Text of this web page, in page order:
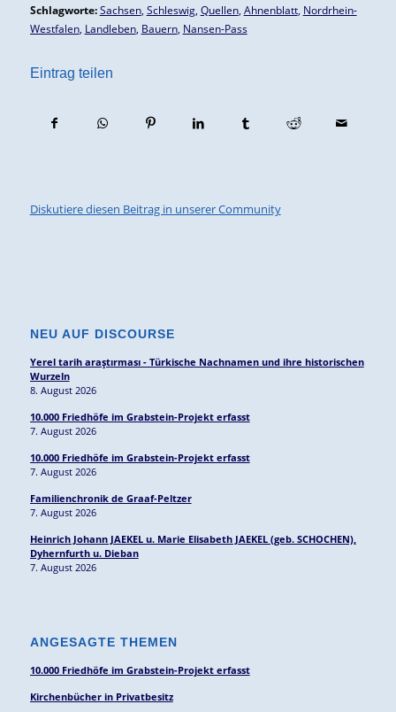
Schlagworte: Sachsen, Schleswig, Quellen, Ahnenblatt, Nordrhein-
Westfalen, Landleben, Bauern, Nansen-Pass
Eintrag teilen
Diskutiere diesen Beitrag in unserer Community
NEU AUF DISCOURSE
Yerel tarih araştırması - Türkische Nachnamen und ihre historischen
Wurzeln
8. August 2026
10.000 Friedhöfe im Grabstein-Projekt erfasst
7. August 2026
10.000 Friedhöfe im Grabstein-Projekt erfasst
7. August 2026
Familienchronik de Graaf-Peltzer
7. August 2026
Heinrich Johann JAEKEL u. Marie Elisabeth JAEKEL (geb. SCHOCHEN),
Dyhernfurth u. Dieban
7. August 2026
ANGESAGTE THEMEN
10.000 Friedhöfe im Grabstein-Projekt erfasst
Kirchenbücher in Privatbesitz